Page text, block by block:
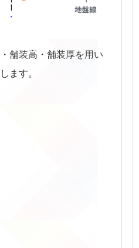
舗装高・舗装厚を用い
ます。